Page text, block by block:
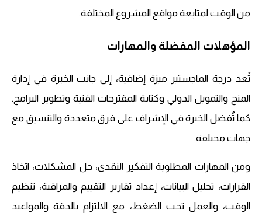
من الوقت لمتابعة مواقع المشروع المختلفة.
المؤهلات المفضلة والمهارات
تُعد درجة الماجستير ميزة إضافية، إلى جانب الخبرة في إدارة
المنح والتمويل الدولي وكتابة المقترحات الفنية وتطوير البرامج.
كما تُفضل الخبرة في الإشراف على فرق متعددة والتنسيق مع
جهات مختلفة.
ومن المهارات المطلوبة التفكير النقدي، حل المشكلات، اتخاذ
القرارات، تحليل البيانات، إعداد تقارير التقييم والمراقبة، تنظيم
الوقت، والعمل تحت الضغط، مع الالتزام بالدقة والمواعيد